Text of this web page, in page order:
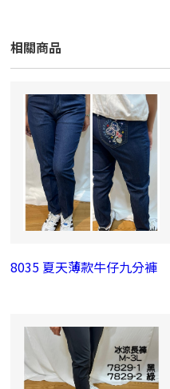
相關商品
8035 夏天薄款牛仔九分褲